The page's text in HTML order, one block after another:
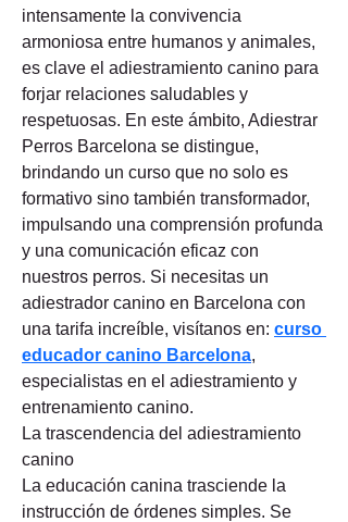
intensamente la convivencia
armoniosa entre humanos y animales,
es clave el adiestramiento canino para
forjar relaciones saludables y
respetuosas. En este ámbito, Adiestrar
Perros Barcelona se distingue,
brindando un curso que no solo es
formativo sino también transformador,
impulsando una comprensión profunda
y una comunicación eficaz con
nuestros perros. Si necesitas un
adiestrador canino en Barcelona con
una tarifa increíble, visítanos en: curso
educador canino Barcelona,
especialistas en el adiestramiento y
entrenamiento canino.
La trascendencia del adiestramiento
canino
La educación canina trasciende la
instrucción de órdenes simples. Se